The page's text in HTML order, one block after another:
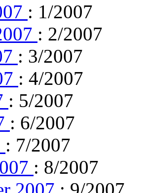
: 1/2007
: 2/2007
: 3/2007
: 4/2007
: 5/2007
: 6/2007
: 7/2007
: 8/2007